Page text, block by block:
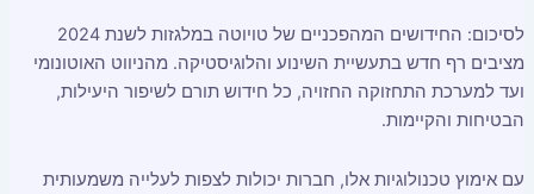
לסיכום: החידושים המהפכניים של טויוטה במלגזות לשנת 2024
מציבים רף חדש בתעשיית השינוע והלוגיסטיקה. מהניווט האוטונומי
ועד למערכת התחזוקה החזויה, כל חידוש תורם לשיפור היעילות,
הבטיחות והקיימות.
עם אימוץ טכנולוגיות אלו, חברות יכולות לצפות לעלייה משמעותית